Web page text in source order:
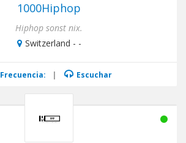
1000Hiphop
Hiphop sonst nix.
Switzerland - -
Frecuencia: | Escuchar